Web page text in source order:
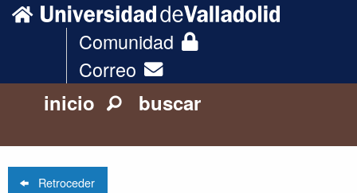
Comunidad
Correo
inicio
buscar
Retroceder